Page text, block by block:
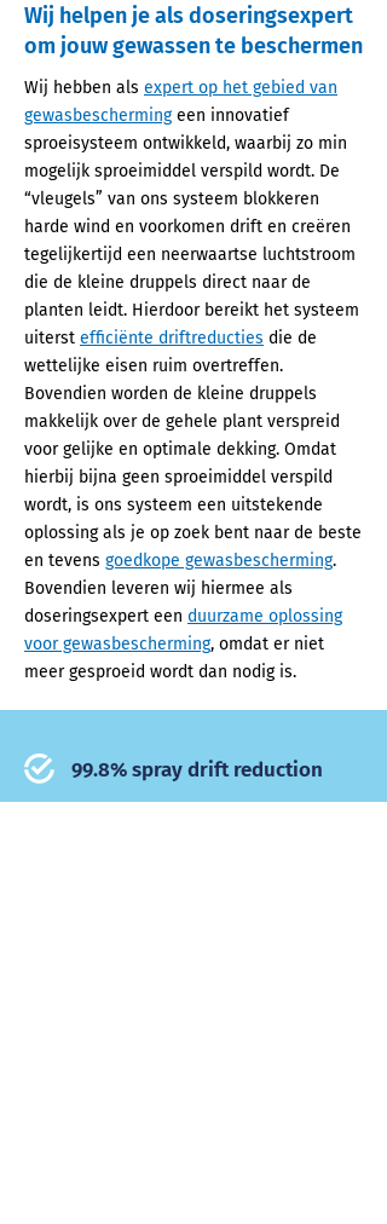
Wij helpen je als doseringsexpert
om jouw gewassen te beschermen
Wij hebben als expert op het gebied van
gewasbeschermingeen innovatief
sproeisysteem ontwikkeld, waarbij zo min
mogelijk sproeimiddel verspild wordt. De
“vleugels” van ons systeem blokkeren
harde wind en voorkomen drift en creëren
tegelijkertijd een neerwaartse luchtstroom
die de kleine druppels direct naar de
planten leidt. Hierdoor bereikt het systeem
uiterst efficiënte driftreducties die de
wettelijke eisen ruim overtreffen.
Bovendien worden de kleine druppels
makkelijk over de gehele plant verspreid
voor gelijke en optimale dekking. Omdat
hierbij bijna geen sproeimiddel verspild
wordt, is ons systeem een uitstekende
oplossing als je op zoek bent naar de beste
en tevens goedkope gewasbescherming.
Bovendien leveren wij hiermee als
doseringsexpert een duurzame oplossing
voor gewasbescherming, omdat er niet
meer gesproeid wordt dan nodig is.
99.8% spray drift reduction